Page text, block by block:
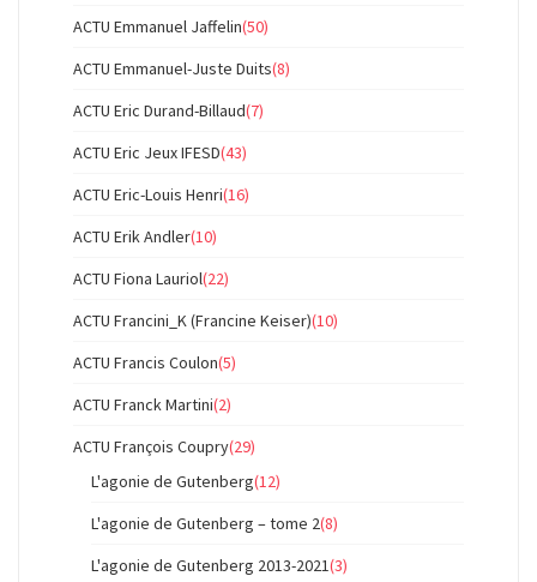
ACTU Emmanuel Jaffelin(50)
ACTU Emmanuel-Juste Duits(8)
ACTU Eric Durand-Billaud(7)
ACTU Eric Jeux IFESD(43)
ACTU Eric-Louis Henri(16)
ACTU Erik Andler(10)
ACTU Fiona Lauriol(22)
ACTU Francini_K (Francine Keiser)(10)
ACTU Francis Coulon(5)
ACTU Franck Martini(2)
ACTU François Coupry(29)
L'agonie de Gutenberg(12)
L'agonie de Gutenberg – tome 2(8)
L'agonie de Gutenberg 2013-2021(3)